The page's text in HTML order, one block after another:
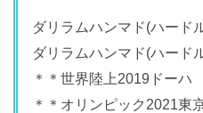
ダリラムハンマド(ハード
ダリラムハンマド(ハード
＊＊世界陸上2019ドーハ
＊＊オリンピック2021東